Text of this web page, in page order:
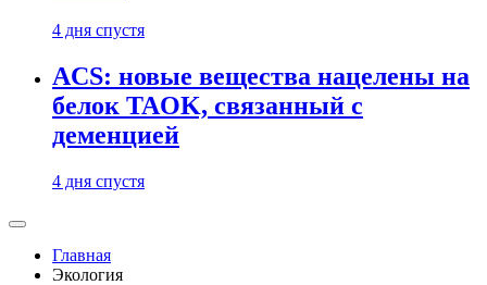
4 дня спустя
ACS: новые вещества нацелены на
белок TAOK, связанный с
деменцией
4 дня спустя
Главная
Экология